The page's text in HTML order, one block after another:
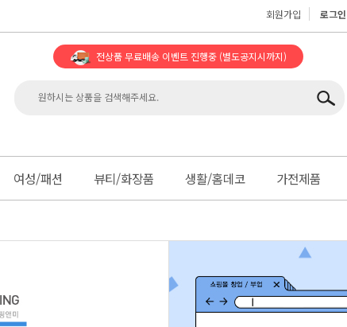
회원가입 로그인
전상품 무료배송 이벤트 진행중 (별도공지시까지)
여성/패션 뷰티/화장품 생활/홈데코 가전제품
맨